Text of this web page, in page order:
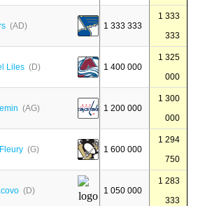
(AD) 1 333 333
1 333
333
Liles (D) 1 400 000
1 325
000
(AG) 1 200 000
1 300
000
(G) 1 600 000
1 294
750
(D) 1 050 000
1 283
333